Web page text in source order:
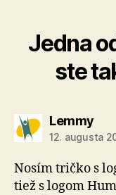
Jedna
ste
Lemmy
12. augusta
Nosím tričko s
tiež s logom